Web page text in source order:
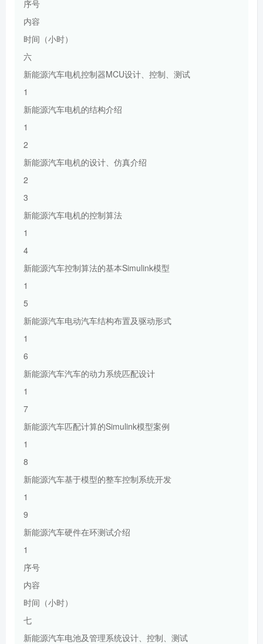
序号
内容
时间（小时）
六
新能源汽车电机控制器MCU设计、控制、测试
1
新能源汽车电机的结构介绍
1
2
新能源汽车电机的设计、仿真介绍
2
3
新能源汽车电机的控制算法
1
4
新能源汽车控制算法的基本Simulink模型
1
5
新能源汽车电动汽车结构布置及驱动形式
1
6
新能源汽车汽车的动力系统匹配设计
1
7
新能源汽车匹配计算的Simulink模型案例
1
8
新能源汽车基于模型的整车控制系统开发
1
9
新能源汽车硬件在环测试介绍
1
序号
内容
时间（小时）
七
新能源汽车电池及管理系统设计、控制、测试